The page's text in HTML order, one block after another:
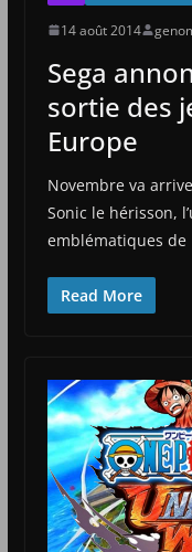
14 août 2014
Sega
sortie des
Europe
Novembre va
Sonic le hérisson,
emblématiques de
Read More